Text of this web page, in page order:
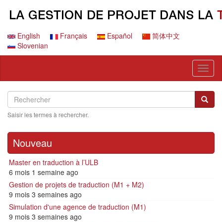
principalEnglish Français Español
简体中文
Slovenian
Search
Rechercher
Saisir les termes à rechercher.
Nouveau
Master en traduction à l’ULB
6 mois 1 semaine ago
Gestion de projets de traduction (M1 + M2)
9 mois 3 semaines ago
Simulation d'une agence de traduction (M1)
9 mois 3 semaines ago